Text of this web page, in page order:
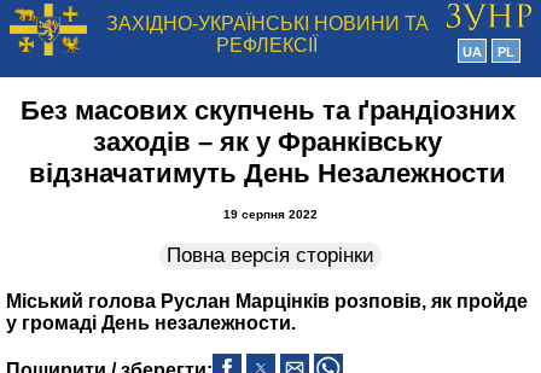
ЗАХІДНО-УКРАЇНСЬКІ НОВИНИ ТА
РЕФЛЕКСІЇ
UA PL
Без масових скупчень та ґрандіозних
заходів – як у Франківську
відзначатимуть День Незалежности
19 серпня 2022
Повна версія сторінки
Міський голова Руслан Марцінків розповів, як пройде
у громаді День незалежности.